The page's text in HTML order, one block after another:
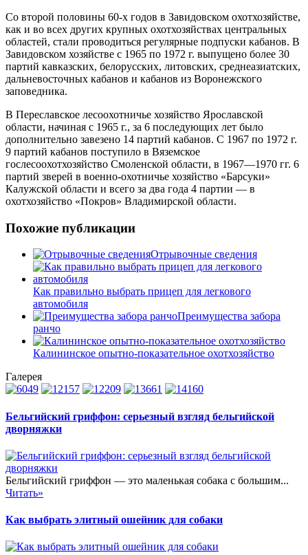
Со второй половины 60-х годов в Завидовском охотхозяйстве,
как и во всех других крупных охотхозяйствах центральных
областей, стали проводиться регулярные подпуски кабанов. В
Завидовском хозяйстве с 1965 по 1972 г. выпущено более 30
партий кавказских, белорусских, литовских, среднеазиатских,
дальневосточных кабанов и кабанов из Воронежского
заповедника.
В Переславское лесоохотничье хозяйство Ярославской
области, начиная с 1965 г., за 6 последующих лет было
дополнительно завезено 14 партий кабанов. С 1967 по 1972 г.
9 партий кабанов поступило в Вяземское
гослесоохотхозяйство Смоленской области, в 1967—1970 гг. 6
партий зверей в военно-охотничье хозяйство «Барсуки»
Калужской области и всего за два года 4 партии — в
охотхозяйство «Покров» Владимирской области.
Похожие публикации
Отрывочные сведения
Как правильно выбрать прицеп для легкового
автомобиля
Преимущества забора
ранчо
Калининское опытно-показательное охотхозяйство
Галерея
Бельгийский гриффон: серьезный взгляд бельгийской
дворняжки
Бельгийский гриффон — это маленькая собака с большим...
Читать»
Как выбрать элитный ошейник для собаки